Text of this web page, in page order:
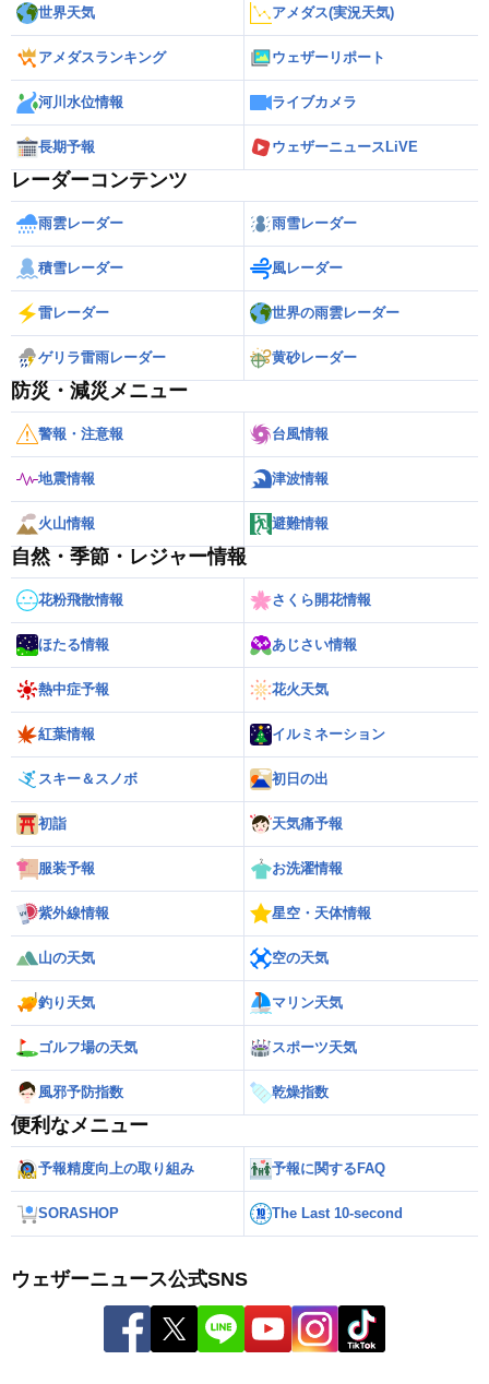
世界天気 アメダス(実況天気)
アメダスランキング ウェザーリポート
河川水位情報 ライブカメラ
長期予報 ウェザーニュースLiVE
レーダーコンテンツ
雨雲レーダー 雨雪レーダー
積雪レーダー 風レーダー
雷レーダー 世界の雨雲レーダー
ゲリラ雷雨レーダー 黄砂レーダー
防災・減災メニュー
警報・注意報 台風情報
地震情報 津波情報
火山情報 避難情報
自然・季節・レジャー情報
花粉飛散情報 さくら開花情報
ほたる情報 あじさい情報
熱中症予報 花火天気
紅葉情報 イルミネーション
スキー＆スノボ 初日の出
初詣 天気痛予報
服装予報 お洗濯情報
紫外線情報 星空・天体情報
山の天気 空の天気
釣り天気 マリン天気
ゴルフ場の天気 スポーツ天気
風邪予防指数 乾燥指数
便利なメニュー
予報精度向上の取り組み 予報に関するFAQ
SORASHOP The Last 10-second
ウェザーニュース公式SNS